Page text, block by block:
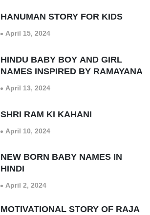
HANUMAN STORY FOR KIDS
April 15, 2024
HINDU BABY BOY AND GIRL
NAMES INSPIRED BY RAMAYANA
April 13, 2024
SHRI RAM KI KAHANI
April 10, 2024
NEW BORN BABY NAMES IN
HINDI
April 2, 2024
MOTIVATIONAL STORY OF RAJA